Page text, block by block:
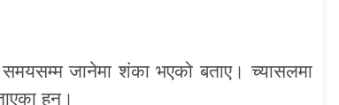
जानेमा शंका भएको बताए। च्यासलमा
हुन्।